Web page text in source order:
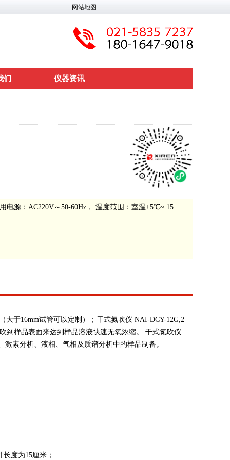
网站地图
们 仪器资讯
源：AC220V～50-60Hz， 温度范围：室温+5℃~ 15
于16mm试管可以定制）；干式氮吹仪 NAI-DCY-12G,2
到样品表面来达到样品溶液快速无氧浓缩。 干式氮吹仪
素分析、液相、气相及质谱分析中的样品制备。
度为15厘米；